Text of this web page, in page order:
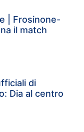
| Frosinone-
il match
di
Dia al centro